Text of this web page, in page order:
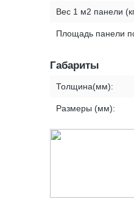
Вес 1 м2 панели
Площадь панели
Габариты
Толщина(мм):
Размеры (мм):